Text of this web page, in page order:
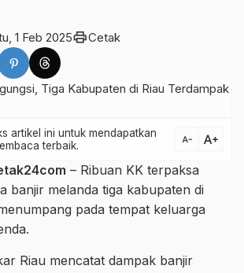
1 Feb 2025printCetak
artikel ini untuk mendapatkan
terbaik.
text_decrease text_increase
– Ribuan KK terpaksa
banjir melanda tiga kabupaten di
pada tempat keluarga
Riau mencatat dampak banjir